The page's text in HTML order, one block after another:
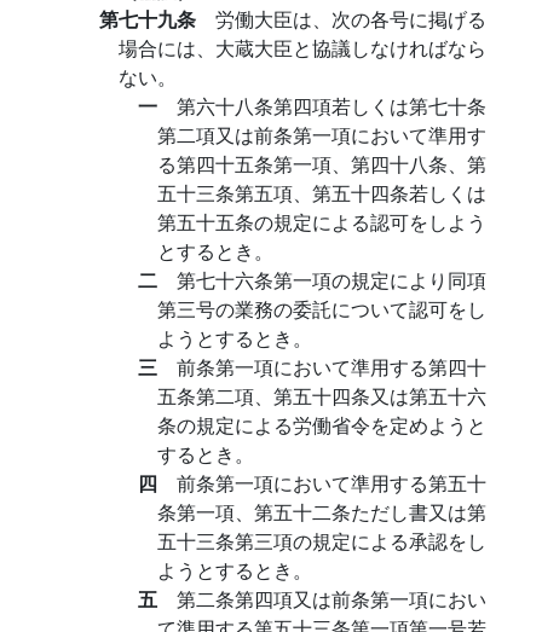
第七十九条 労働大臣は、次の各号に掲げる
場合には、大蔵大臣と協議しなければなら
ない。
一 第六十八条第四項若しくは第七十条
第二項又は前条第一項において準用す
る第四十五条第一項、第四十八条、第
五十三条第五項、第五十四条若しくは
第五十五条の規定による認可をしよう
とするとき。
二 第七十六条第一項の規定により同項
第三号の業務の委託について認可をし
ようとするとき。
三 前条第一項において準用する第四十
五条第二項、第五十四条又は第五十六
条の規定による労働省令を定めようと
するとき。
四 前条第一項において準用する第五十
条第一項、第五十二条ただし書又は第
五十三条第三項の規定による承認をし
ようとするとき。
五 第二条第四項又は前条第一項におい